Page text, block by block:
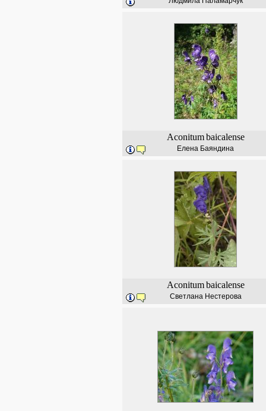
Aconitum baicalense
Елена Баяндина
Aconitum baicalense
Светлана Нестерова